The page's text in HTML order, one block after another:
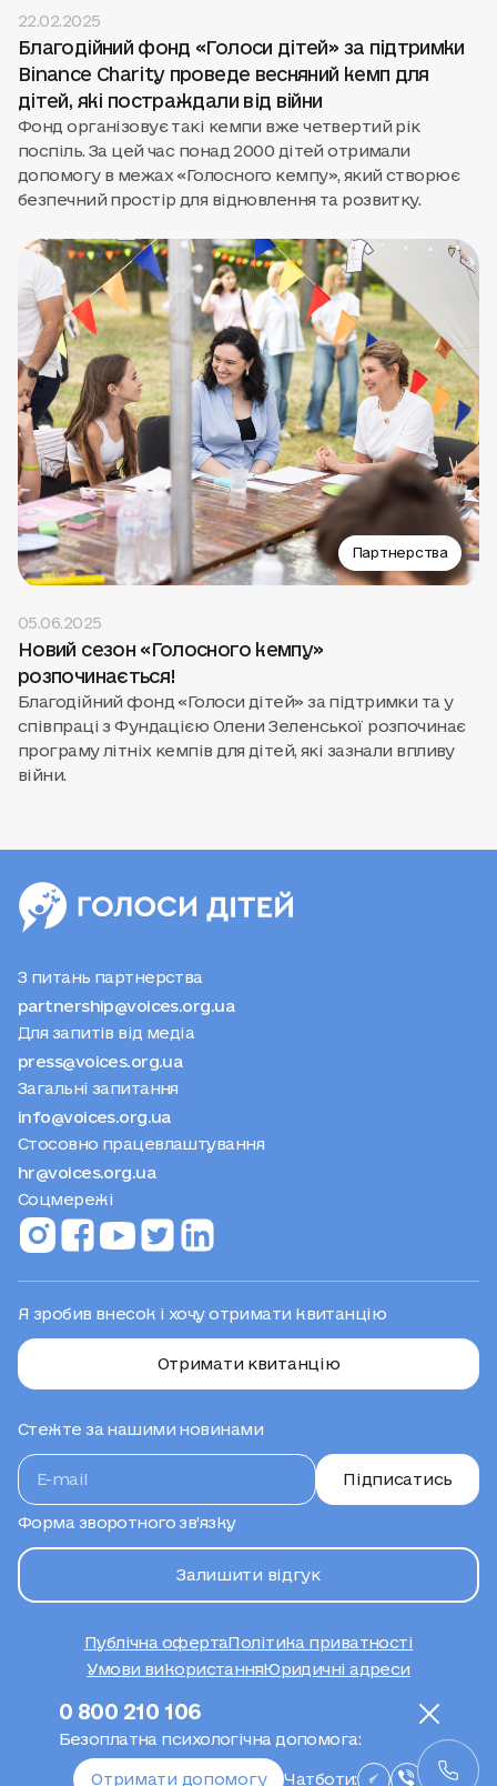
22.02.2025
Благодійний фонд «Голоси дітей» за підтримки
Binance Charity проведе весняний кемп для
дітей, які постраждали від війни
Фонд організовує такі кемпи вже четвертий рік
поспіль. За цей час понад 2000 дітей отримали
допомогу в межах «Голосного кемпу», який створює
безпечний простір для відновлення та розвитку.
Партнерства
05.06.2025
Новий сезон «Голосного кемпу»
розпочинається!
Благодійний фонд «Голоси дітей» за підтримки та у
співпраці з Фундацією Олени Зеленської розпочинає
програму літніх кемпів для дітей, які зазнали впливу
війни.
Безоплатна психологічна допомога:
0 800 210 106
Отримати допомогу Чатботи:
З питань партнерства
partnership@voices.org.ua
Для запитів від медіа
press@voices.org.ua
Загальні запитання
info@voices.org.ua
Стосовно працевлаштування
hr@voices.org.ua
Соцмережі
Я зробив внесок і хочу отримати квитанцію
Отримати квитанцію
Стежте за нашими новинами
Підписатись
Форма зворотного зв’язку
Залишити відгук
Публічна офертаПолітика приватності
Умови використанняЮридичні адреси
Сайт створено